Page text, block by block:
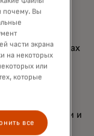
в
в рамках
по
диалоги и
историю
почему. Вы
части экрана
на некоторых
или
которые
все